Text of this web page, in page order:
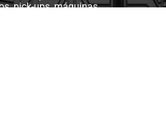
pick-ups, máquinas